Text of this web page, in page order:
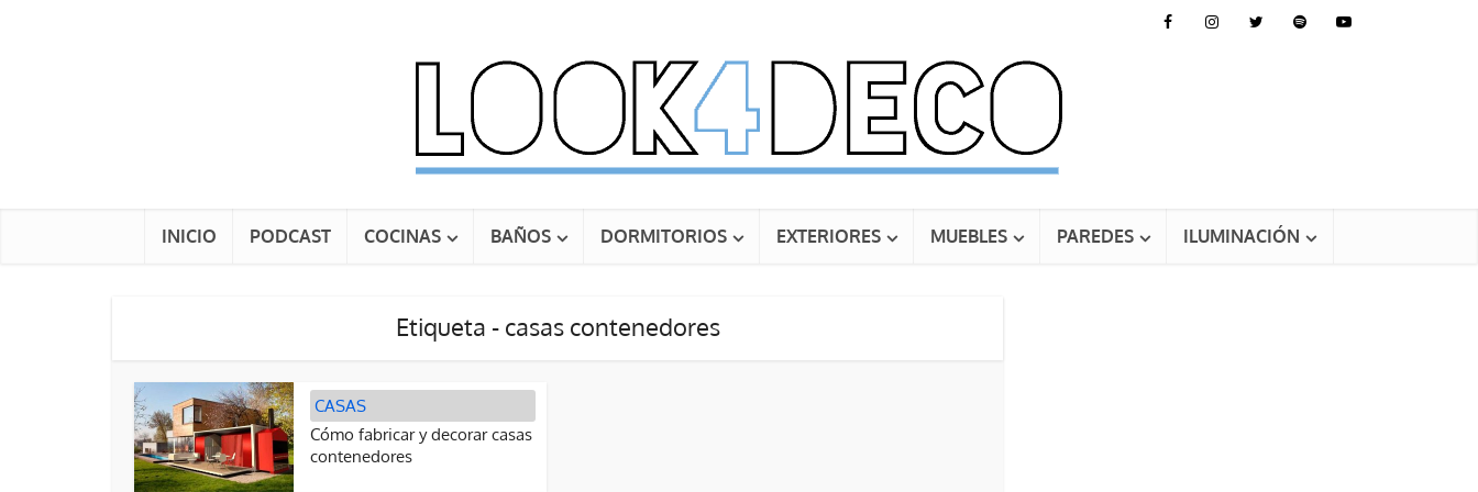
INICIO PODCAST COCINAS BAÑOS DORMITORIOS EXTERIORES MUEBLES PAREDES ILUMINACIÓN
Etiqueta - casas contenedores
CASAS
Cómo fabricar y decorar casas
contenedores